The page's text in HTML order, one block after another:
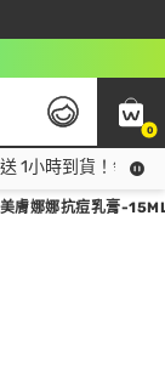
0
1小時到貨！領神
美膚娜娜抗痘乳膏-